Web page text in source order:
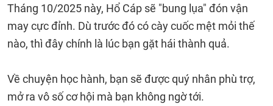
Tháng 10/2025 này, Hổ Cáp sẽ "bung lụa" đón vận
may cực đỉnh. Dù trước đó có cày cuốc mệt mỏi thế
nào, thì đây chính là lúc bạn gặt hái thành quả.
Về chuyện học hành, bạn sẽ được quý nhân phù trợ,
mở ra vô số cơ hội mà bạn không ngờ tới.